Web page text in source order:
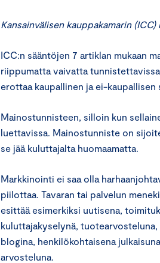
Kansainvälisen kauppakamarin
ICC:n sääntöjen 7 artiklan mukaan
riippumatta vaivatta
erottaa kaupallinen ja ei-kaupallisen
Mainostunnisteen, silloin kun
luettavissa. Mainostunniste on
se jää kuluttajalta huomaamatta.
Markkinointi ei saa olla
piilottaa. Tavaran tai palvelun
esittää esimerkiksi uutisena,
kuluttajakyselynä,
blogina, henkilökohtaisena
arvosteluna.